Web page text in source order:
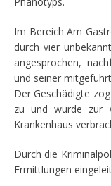
Im Bereich Am
durch vier
angesprochen,
und seiner
Der Geschädigte
zu und wurde zur
Krankenhaus
Durch die
Ermittlungen